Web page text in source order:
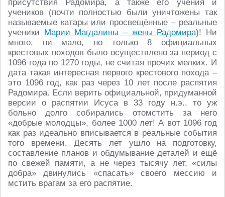
присутствия Радомира, а также его учения и
учеников (почти полностью были уничтожены так
называемые катары или просвещённые – реальные
ученики Марии Магдалины – жены Радомира)! Ни
много, ни мало, но только 8 официальных
крестовых походов было осуществлено за период с
1096 года по 1270 годы, не считая прочих мелких. И
дата такая интересная первого крестового похода –
это 1096 год, как раз через 10 лет после распятия
Радомира. Если верить официальной, придуманной
версии о распятии Исуса в 33 году н.э., то уж
больно долго собирались отомстить за него
«добрые молодцы», более 1000 лет! А вот 1096 год
как раз идеально вписывается в реальные события
того времени. Десять лет ушло на подготовку,
составление планов и обдумывание деталей и ещё
по свежей памяти, а не через тысячу лет, «силы
добра» двинулись «спасать» своего мессию и
мстить врагам за его распятие.